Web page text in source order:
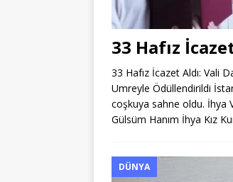
33 Hafız
33 Hafız İcazet Aldı: Vali
Umreyle Ödüllendirildi
coşkuya sahne oldu. İhya
Gülsüm Hanım İhya Kız
DÜNYA